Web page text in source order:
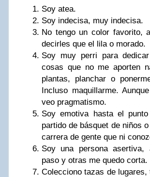
Soy atea.
Soy indecisa, muy indecisa.
No tengo un color favorito,
decirles que el lila o morado.
Soy muy perri para
cosas que no me aporten
plantas, planchar o
Incluso maquillarme.
veo pragmatismo.
Soy emotiva hasta el
partido de básquet de niños
carrera de gente que ni
Soy una persona asertiva,
paso y otras me quedo corta.
Colecciono tazas de